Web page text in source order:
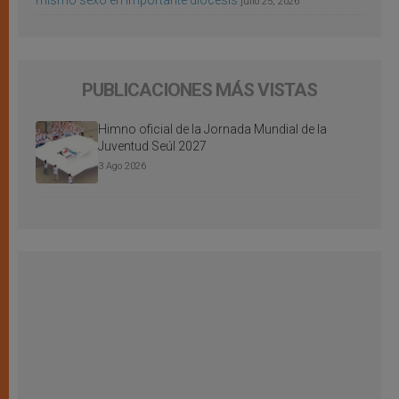
PUBLICACIONES MÁS VISTAS
Himno oficial de la Jornada Mundial de la
Juventud Seúl 2027
3 Ago 2026